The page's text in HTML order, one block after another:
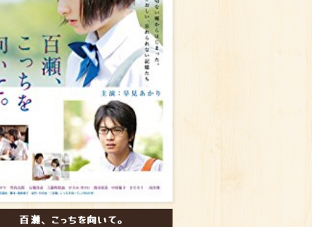
百瀬、こっちを向いて。